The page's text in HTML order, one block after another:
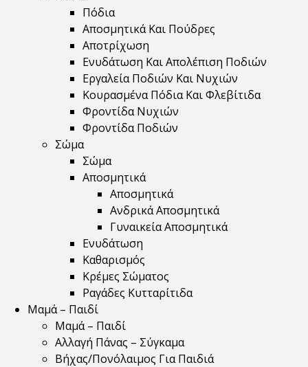
Πόδια
Αποσμητικά Και Πούδρες
Αποτρίχωση
Ενυδάτωση Και Απολέπιση Ποδιών
Εργαλεία Ποδιών Και Νυχιών
Κουρασμένα Πόδια Και Φλεβίτιδα
Φροντίδα Νυχιών
Φροντίδα Ποδιών
Σώμα
Σώμα
Αποσμητικά
Αποσμητικά
Ανδρικά Αποσμητικά
Γυναικεία Αποσμητικά
Ενυδάτωση
Καθαρισμός
Κρέμες Σώματος
Ραγάδες Κυτταρίτιδα
Μαμά – Παιδί
Μαμά – Παιδί
Αλλαγή Πάνας – Σύγκαμα
Βήχας/Πονόλαιμος Για Παιδιά